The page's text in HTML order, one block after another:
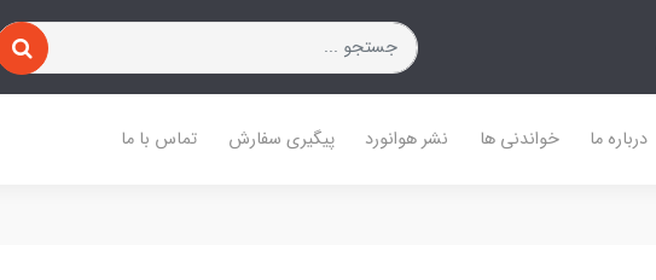
درباره ما خواندنی ها نشر هوانورد پیگیری سفارش تماس با ما